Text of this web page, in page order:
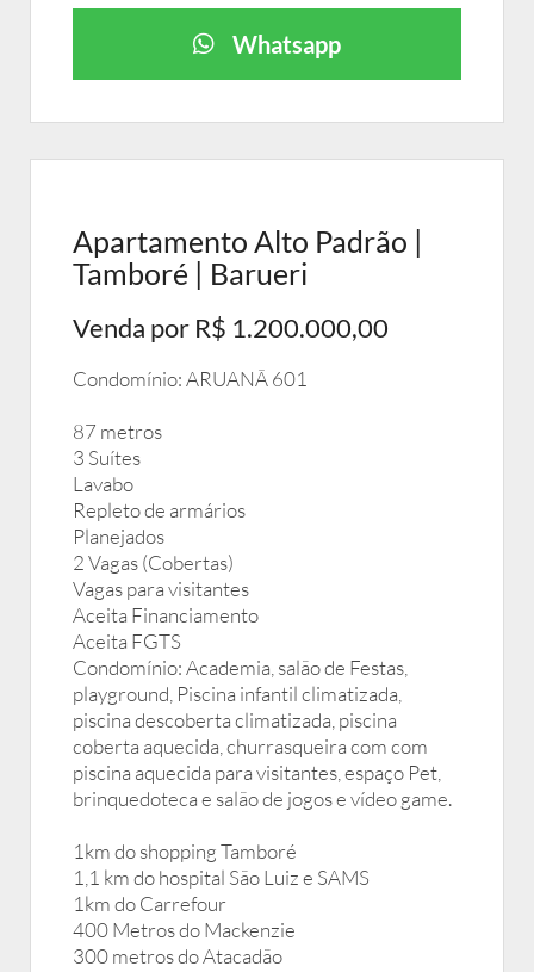
Whatsapp
Apartamento Alto Padrão |
Tamboré | Barueri
Venda por R$ 1.200.000,00
Condomínio: ARUANÃ 601
87 metros
3 Suítes
Lavabo
Repleto de armários
Planejados
2 Vagas (Cobertas)
Vagas para visitantes
Aceita Financiamento
Aceita FGTS
Condomínio: Academia, salão de Festas,
playground, Piscina infantil climatizada,
piscina descoberta climatizada, piscina
coberta aquecida, churrasqueira com com
piscina aquecida para visitantes, espaço Pet,
brinquedoteca e salão de jogos e vídeo game.
1km do shopping Tamboré
1,1 km do hospital São Luiz e SAMS
1km do Carrefour
400 Metros do Mackenzie
300 metros do Atacadão